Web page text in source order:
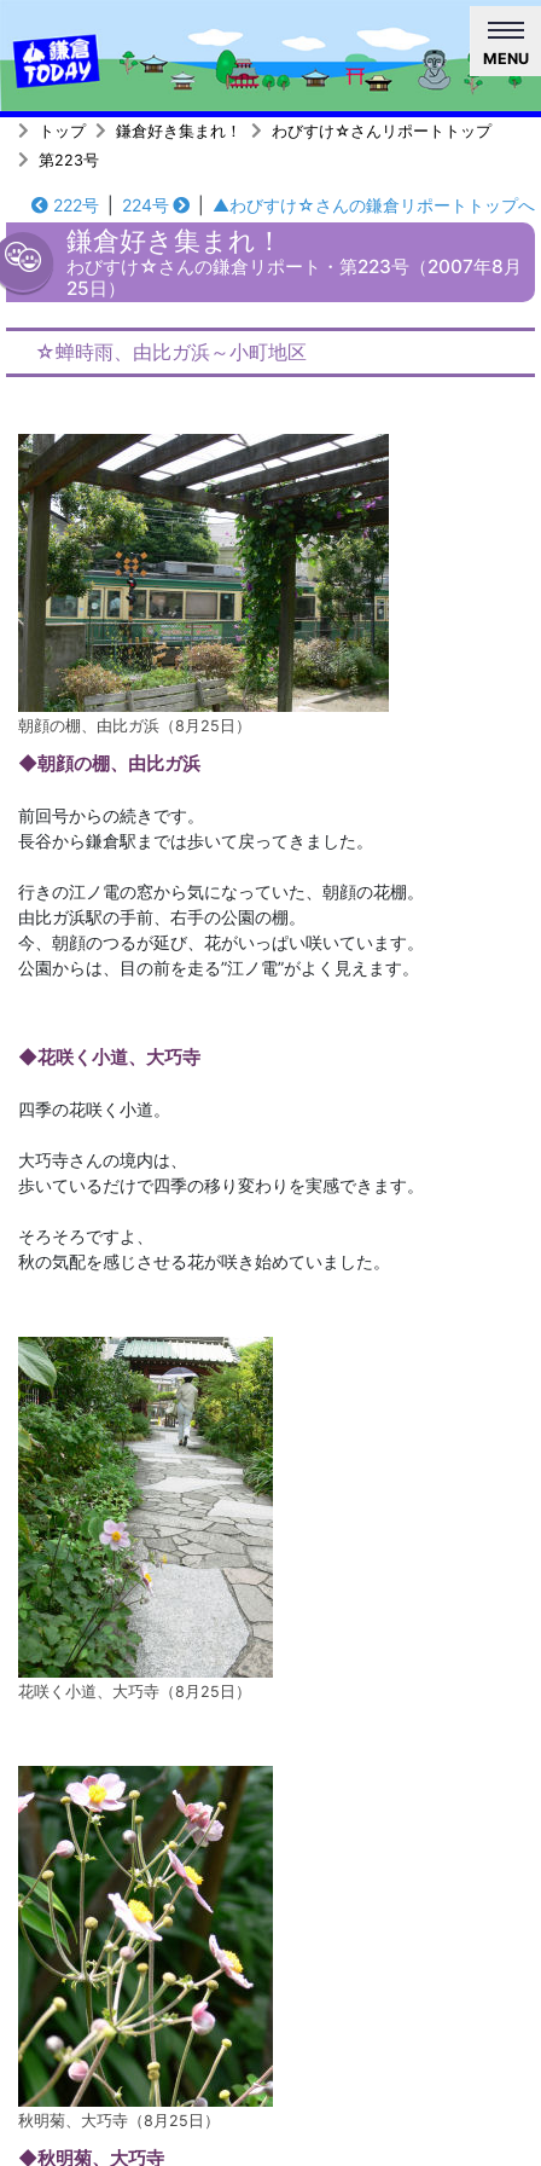
MENU
トップ 鎌倉好き集まれ！
わびすけ☆さんリポートトップ
第223号
222号 224号 ▲わびすけ☆さんの鎌倉リポートトップへ
鎌倉好き集まれ！
わびすけ☆さんの鎌倉リポート・第223号（2007年8月
25日）
☆蝉時雨、由比ガ浜～小町地区
朝顔の棚、由比ガ浜（8月25日）
◆朝顔の棚、由比ガ浜
前回号からの続きです。
長谷から鎌倉駅までは歩いて戻ってきました。
行きの江ノ電の窓から気になっていた、朝顔の花棚。
由比ガ浜駅の手前、右手の公園の棚。
今、朝顔のつるが延び、花がいっぱい咲いています。
公園からは、目の前を走る”江ノ電”がよく見えます。
◆花咲く小道、大巧寺
四季の花咲く小道。
大巧寺さんの境内は、
歩いているだけで四季の移り変わりを実感できます。
そろそろですよ、
秋の気配を感じさせる花が咲き始めていました。
花咲く小道、大巧寺（8月25日）
秋明菊、大巧寺（8月25日）
◆秋明菊、大巧寺